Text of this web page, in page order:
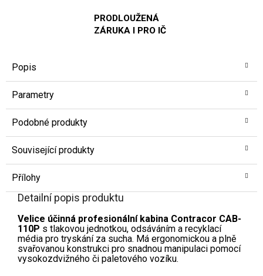
PRODLOUŽENÁ
ZÁRUKA I PRO IČ
Popis
Parametry
Podobné produkty
Související produkty
Přílohy
Detailní popis produktu
Velice účinná profesionální kabina Contracor CAB-
110P s tlakovou jednotkou, odsáváním a recyklací
média pro tryskání za sucha. Má ergonomickou a plně
svařovanou konstrukci pro snadnou manipulaci pomocí
vysokozdvižného či paletového vozíku.